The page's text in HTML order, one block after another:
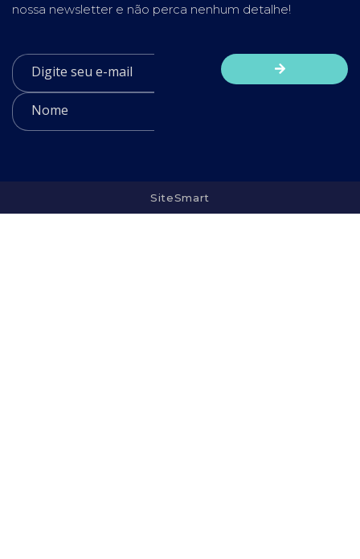
nossa newsletter e não perca nenhum detalhe!
SiteSmart